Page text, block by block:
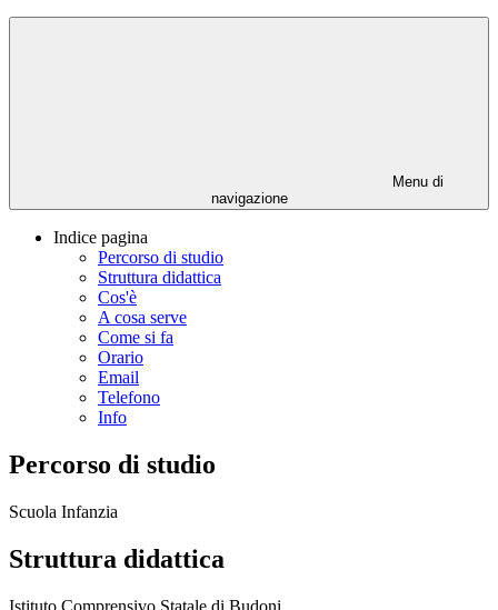
Menu di
navigazione
Indice pagina
Percorso di studio
Struttura didattica
Cos'è
A cosa serve
Come si fa
Orario
Email
Telefono
Info
Percorso di studio
Scuola Infanzia
Struttura didattica
Istituto Comprensivo Statale di Budoni